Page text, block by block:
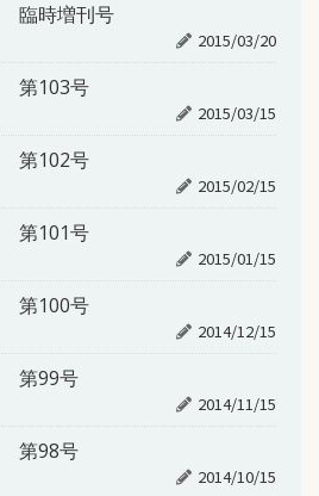
臨時増刊号
2015/03/20
第103号
2015/03/15
第102号
2015/02/15
第101号
2015/01/15
第100号
2014/12/15
第99号
2014/11/15
第98号
2014/10/15